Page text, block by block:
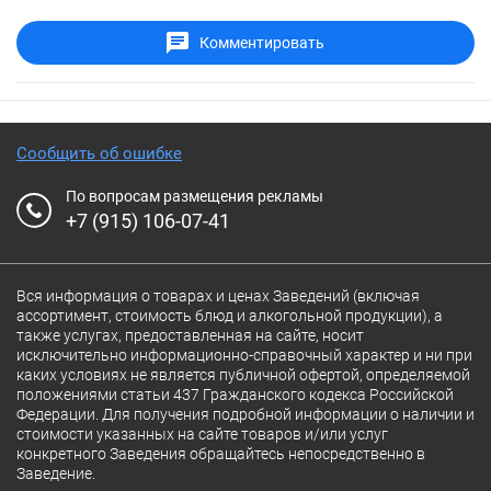
Комментировать
Сообщить об ошибке
По вопросам размещения рекламы
+7 (915) 106-07-41
Вся информация о товарах и ценах Заведений (включая
ассортимент, стоимость блюд и алкогольной продукции), а
также услугах, предоставленная на сайте, носит
исключительно информационно-справочный характер и ни при
каких условиях не является публичной офертой, определяемой
положениями статьи 437 Гражданского кодекса Российской
Федерации. Для получения подробной информации о наличии и
стоимости указанных на сайте товаров и/или услуг
конкретного Заведения обращайтесь непосредственно в
Заведение.